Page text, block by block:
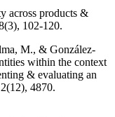
across products &
102-120.
M., & González-
within the context
& evaluating an
4870.